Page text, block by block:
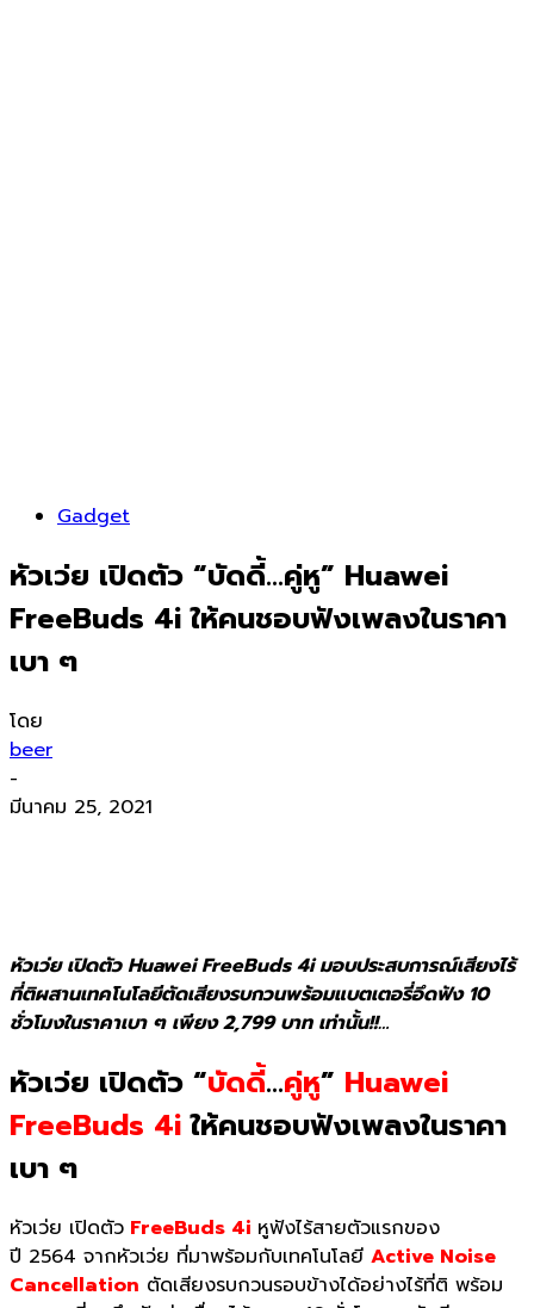
Gadget
หัวเว่ย เปิดตัว “บัดดี้…คู่หู” Huawei
FreeBuds 4i ให้คนชอบฟังเพลงในราคา
เบา ๆ
โดย
beer
-
มีนาคม 25, 2021
หัวเว่ย เปิดตัว Huawei FreeBuds 4i มอบประสบการณ์เสียงไร้
ที่ติผสานเทคโนโลยีตัดเสียงรบกวนพร้อมแบตเตอรี่อึดฟัง 10
ชั่วโมงในราคาเบา ๆ เพียง 2,799 บาท เท่านั้น!!…
หัวเว่ย เปิดตัว “บัดดี้…คู่หู” Huawei
FreeBuds 4iให้คนชอบฟังเพลงในราคา
เบา ๆ
หัวเว่ย เปิดตัว FreeBuds 4i หูฟังไร้สายตัวแรกของ
ปี 2564 จากหัวเว่ย ที่มาพร้อมกับเทคโนโลยี Active Noise
Cancellation ตัดเสียงรบกวนรอบข้างได้อย่างไร้ที่ติ พร้อม